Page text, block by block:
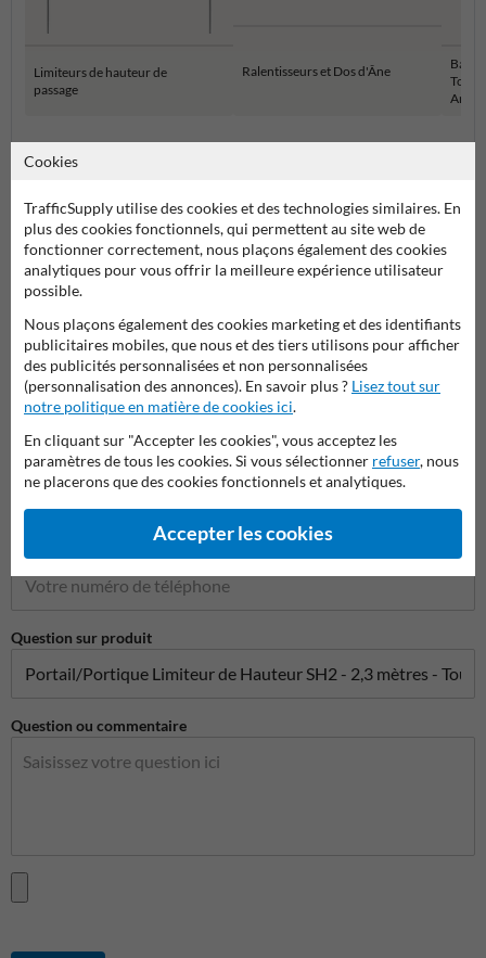
Limiteurs de hauteur de
passage
Ralentisseurs et Dos d'Âne
Poser votre question à ProtectionIndustrielle.be
Nom*
Nom de l'entreprise
Adresse e-mail*
Question sur produit
Question ou commentaire
Cookies
TrafficSupply utilise des cookies et des technologies similaires. En
plus des cookies fonctionnels, qui permettent au site web de
fonctionner correctement, nous plaçons également des cookies
analytiques pour vous offrir la meilleure expérience utilisateur
possible.
Nous plaçons également des cookies marketing et des identifiants
publicitaires mobiles, que nous et des tiers utilisons pour afficher
des publicités personnalisées et non personnalisées
(personnalisation des annonces). En savoir plus ? Lisez tout sur
notre politique en matière de cookies ici.
En cliquant sur "Accepter les cookies", vous acceptez les
paramètres de tous les cookies. Si vous sélectionner refuser, nous
ne placerons que des cookies fonctionnels et analytiques.
Accepter les cookies